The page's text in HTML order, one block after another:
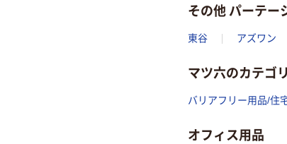
その他 パーテー
東谷 アズワン
マツ六のカテゴ
バリアフリー用品/住
オフィス用品